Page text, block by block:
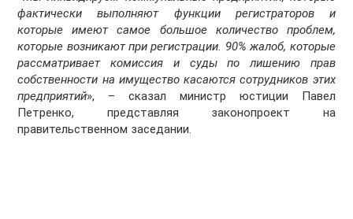
фактически выполняют функции регистраторов и
которые имеют самое большое количество проблем,
которые возникают при регистрации. 90% жалоб, которые
рассматривает комиссия и суды по лишению прав
собственности на имущество касаются сотрудников этих
предприятий», – сказал министр юстиции Павел
Петренко, представляя законопроект на
правительственном заседании.